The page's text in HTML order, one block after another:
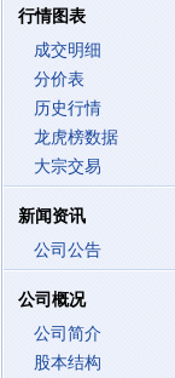
行情图表
成交明细
分价表
历史行情
龙虎榜数据
大宗交易
新闻资讯
公司公告
公司概况
公司简介
股本结构